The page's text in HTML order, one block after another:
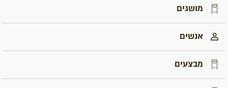
מושגים
אנשים
מבצעים